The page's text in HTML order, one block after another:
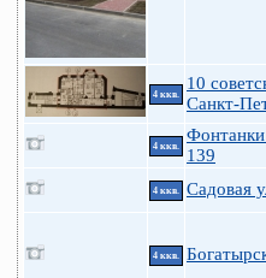
4 ккв.
10
Санкт-
4 ккв.
139
4 ккв. Садовая
4 ккв.